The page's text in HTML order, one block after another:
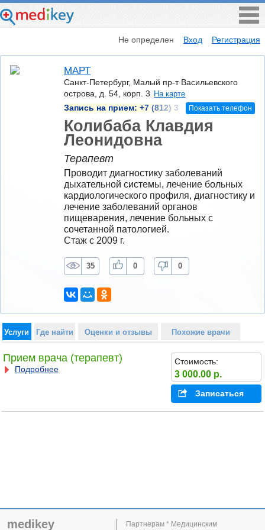
Не определен Вход Регистрация
МАРТ
Санкт-Петербург, Малый пр-т Васильевского
острова, д. 54, корп. 3 На карте
Запись на прием: +7 (812) 3 Показать телефон
Колибаба Клавдия
Леонидовна
Терапевт
Проводит диагностику заболеваний
дыхательной системы, лечение больных
кардиологического профиля, диагностику и
лечение заболеваний органов
пищеварения, лечение больных с
сочетанной патологией.
Стаж с 2009 г.
35 0 0
Услуги Где найти Оценки и отзывы Похожие врачи
Прием врача (терапевт)
Подробнее
Стоимость:
3 000.00 р.
Записаться
medikey
Партнерам * Медицинским